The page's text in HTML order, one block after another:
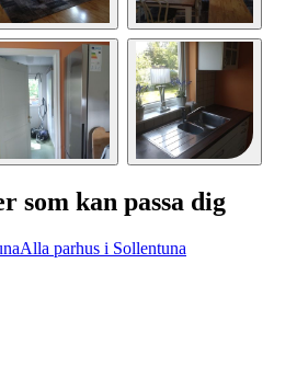
som kan passa dig
Alla parhus i Sollentuna